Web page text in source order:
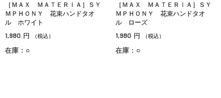
［ＭＡＸ ＭＡＴＥＲＩＡ］ＳＹ
ＭＰＨＯＮＹ 花束ハンドタオ
ル ホワイト
1,980 円 （税込）
在庫：○
［ＭＡＸ ＭＡＴＥＲＩＡ］ＳＹ
ＭＰＨＯＮＹ 花束ハンドタオ
ル ローズ
1,980 円 （税込）
在庫：○